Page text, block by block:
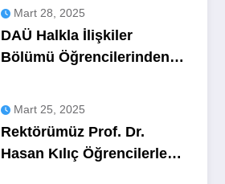
Mart 28, 2025
DAÜ Halkla İlişkiler
Bölümü Öğrencilerinden
Mart 25, 2025
Rektörümüz Prof. Dr.
Hasan Kılıç Öğrencilerle